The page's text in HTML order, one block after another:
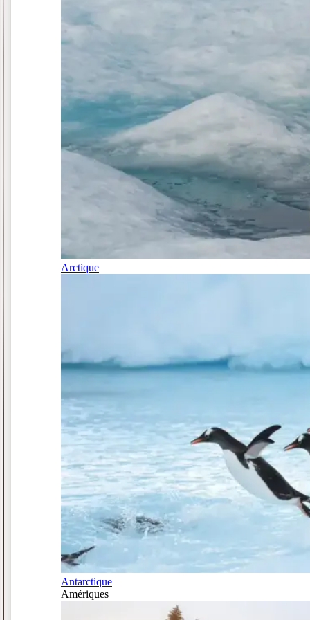
Arctique
Antarctique
Amériques